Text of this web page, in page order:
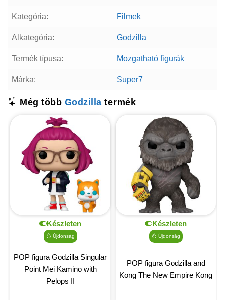
Kategória: Filmek
Alkategória: Godzilla
Termék típusa: Mozgatható figurák
Márka: Super7
Még több Godzilla termék
Készleten
Újdonság
POP figura Godzilla Singular
Point Mei Kamino with
Pelops II
Készleten
Újdonság
POP figura Godzilla and
Kong The New Empire Kong